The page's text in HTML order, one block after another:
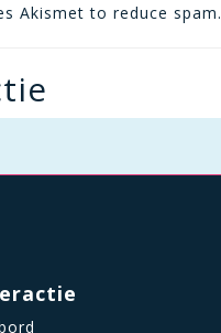
Akismet to reduce spam.